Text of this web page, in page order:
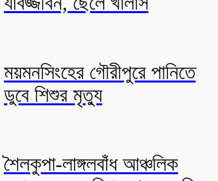
ময়মনসিংহের গৌরীপুরে পানিতে
ডুবে শিশুর মৃত্যু
শৈলকুপা-লাঙ্গলবাঁধ আঞ্চলিক